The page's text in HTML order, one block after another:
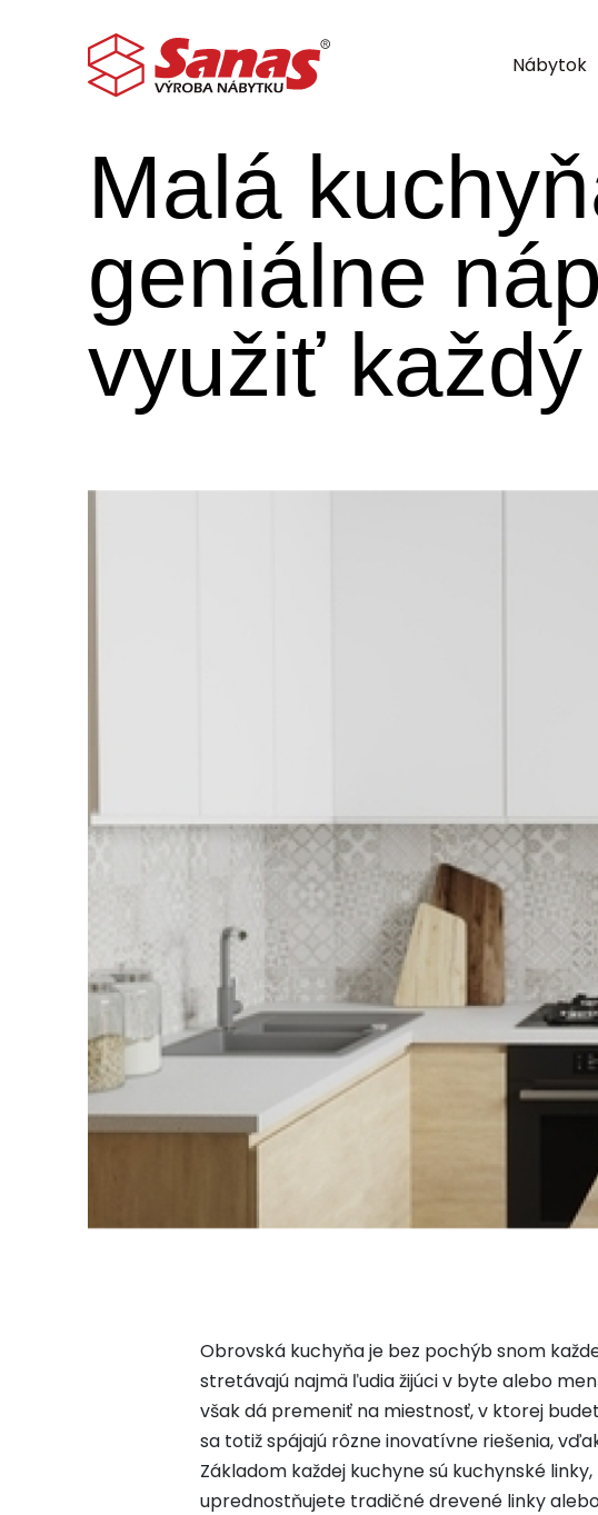
Nábytok
Malá
geniálne
využiť
Obrovská kuchyňa je bez pochýb snom
stretávajú najmä ľudia žijúci v byte alebo
však dá premeniť na miestnosť, v ktorej
sa totiž spájajú rôzne inovatívne riešenia,
Základom každej kuchyne sú kuchynské
uprednostňujete tradičné drevené linky